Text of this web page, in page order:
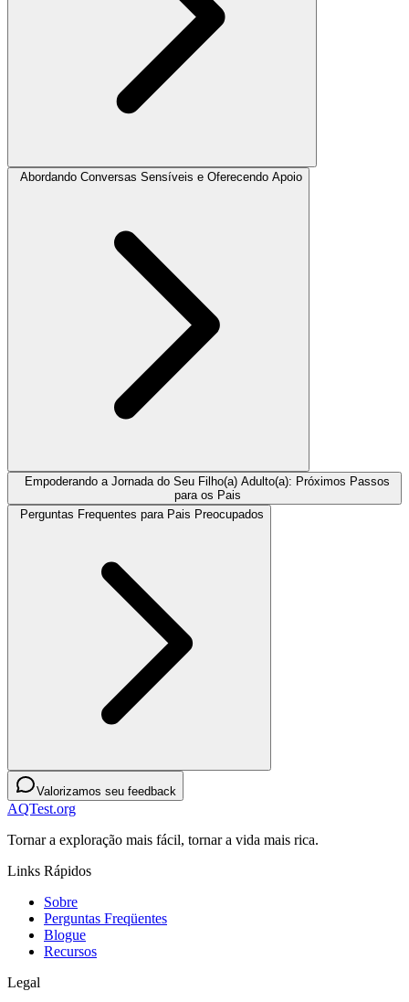
Abordando Conversas Sensíveis e Oferecendo Apoio
Empoderando a Jornada do Seu Filho(a) Adulto(a): Próximos Passos
para os Pais
Perguntas Frequentes para Pais Preocupados
Valorizamos seu feedback
AQTest.org
Tornar a exploração mais fácil, tornar a vida mais rica.
Links Rápidos
Sobre
Perguntas Freqüentes
Blogue
Recursos
Legal